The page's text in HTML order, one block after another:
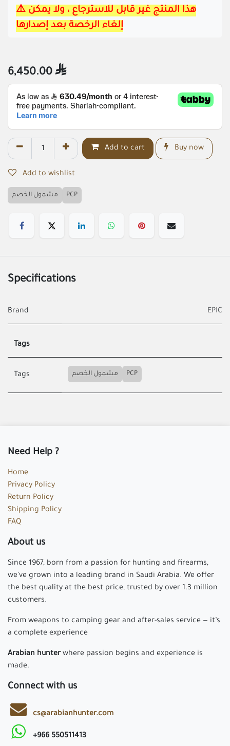
⚠️هذا المنتج غير قابل للاسترجاع ، ولا يمكن
إلغاء الرخصة بعد إصدارها
6,450.00 
Add to cart Buy now
Add to wishlist
مشمول الخصم PCP
Specifications
Brand EPIC
Tags
Tags مشمول الخصم PCP
Need Help ?
Home
Privacy Policy
Return Policy
Shipping Policy
FAQ
About us
Since 1967, born from a passion for hunting and firearms,
we've grown into a leading brand in Saudi Arabia. We offer
the best quality at the best price, trusted by over 1.3 million
customers.
From weapons to camping gear and after-sales service — it’s
a complete experience
Arabian hunterwhere passion begins and experience is
made.
Connect with us
cs@arabianhunter.com
+966 550511413